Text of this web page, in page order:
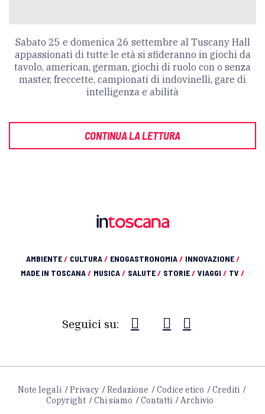
Sabato 25 e domenica 26 settembre al Tuscany Hall
appassionati di tutte le età si sfideranno in giochi da
tavolo, american, german, giochi di ruolo con o senza
master, freccette, campionati di indovinelli, gare di
intelligenza e abilità
CONTINUA LA LETTURA
AMBIENTE/ CULTURA/ ENOGASTRONOMIA/ INNOVAZIONE/
MADE IN TOSCANA/ MUSICA/ SALUTE/ STORIE/ VIAGGI / TV /
Seguici su:
Note legali Privacy Redazione Codice etico
Crediti
Copyright
Chi siamo Contatti Archivio